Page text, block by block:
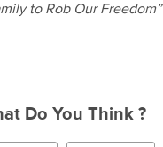
to Rob Our
Do You Think ?